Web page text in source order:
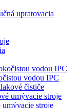
upratovacia
vodou IPC
čističe
stroje